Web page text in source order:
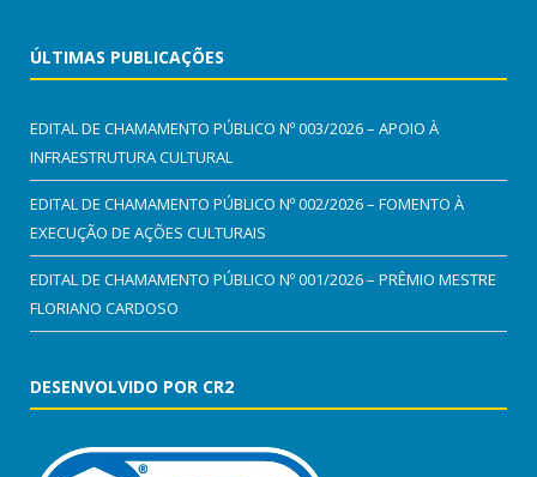
ÚLTIMAS PUBLICAÇÕES
EDITAL DE CHAMAMENTO PÚBLICO Nº 003/2026 – APOIO À
INFRAESTRUTURA CULTURAL
EDITAL DE CHAMAMENTO PÚBLICO Nº 002/2026 – FOMENTO À
EXECUÇÃO DE AÇÕES CULTURAIS
EDITAL DE CHAMAMENTO PÚBLICO Nº 001/2026 – PRÊMIO MESTRE
FLORIANO CARDOSO
DESENVOLVIDO POR CR2